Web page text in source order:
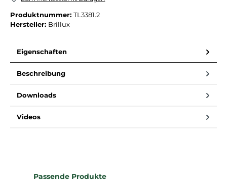
Produktnummer: TL3381.2
Hersteller: Brillux
Eigenschaften
Beschreibung
Downloads
Videos
Produktgalerie überspringen
Passende Produkte